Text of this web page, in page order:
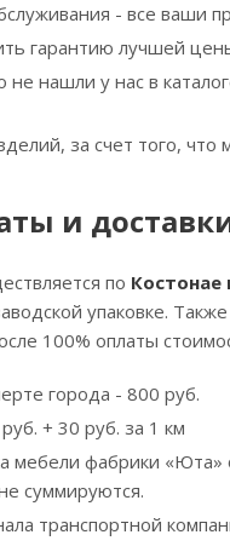
- все ваши
гарантию лучшей
не нашли у нас в
за счет того,
и
по Костонае
упаковке.
100% оплаты
города - 800 руб.
+ 30 руб. за 1 км
мебели фабрики
суммируются.
транспортной